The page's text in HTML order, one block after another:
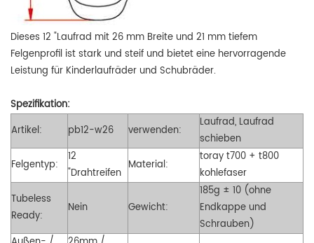
Dieses 12 "Laufrad mit 26 mm Breite und 21 mm tiefem
Felgenprofil ist stark und steif und bietet eine hervorragende
Leistung für Kinderlaufräder und Schubräder.
Spezifikation:
Artikel:
pb12-w26 verwenden:
Laufrad, Laufrad
schieben
Felgentyp:
12
"Drahtreifen
Material:
toray t700 + t800
kohlefaser
Tubeless
Ready:
Nein Gewicht:
185g ± 10 (ohne
Endkappe und
Schrauben)